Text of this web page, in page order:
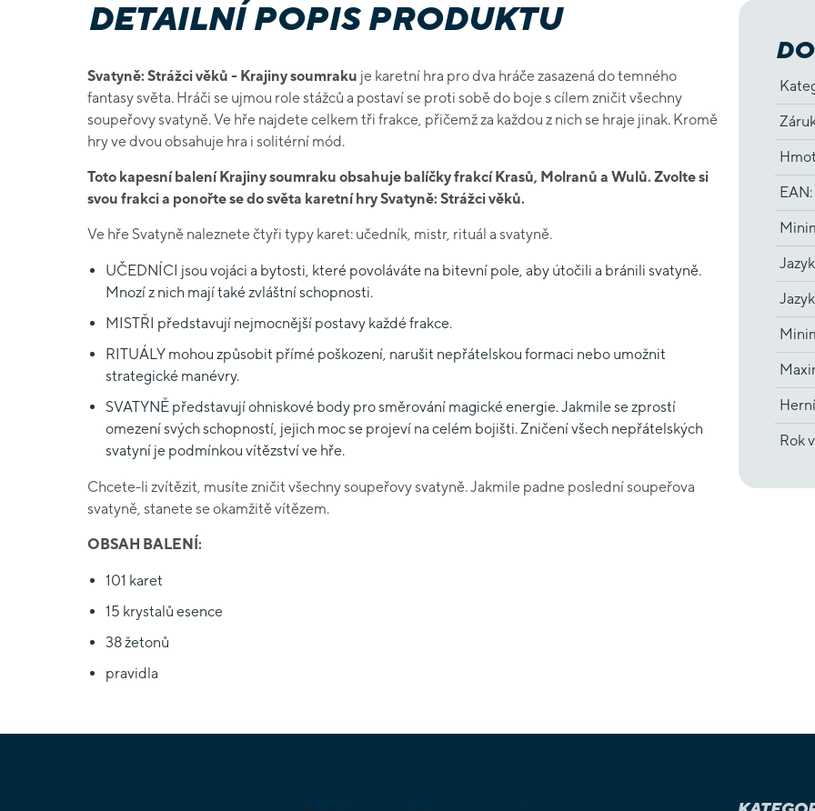
DETAILNÍ POPIS PRODUKTU
Svatyně: Strážci věků - Krajiny soumraku je karetní hra pro dva hráče zasazená do temného
fantasy světa. Hráči se ujmou role stážců a postaví se proti sobě do boje s cílem zničit všechny
soupeřovy svatyně. Ve hře najdete celkem tři frakce, přičemž za každou z nich se hraje jinak. Kromě
hry ve dvou obsahuje hra i solitérní mód.
Toto kapesní balení Krajiny soumraku obsahuje balíčky frakcí Krasů, Molranů a Wulů. Zvolte si
svou frakci a ponořte se do světa karetní hry Svatyně: Strážci věků.
Ve hře Svatyně naleznete čtyři typy karet: učedník, mistr, rituál a svatyně.
UČEDNÍCI jsou vojáci a bytosti, které povoláváte na bitevní pole, aby útočili a bránili svatyně.
Mnozí z nich mají také zvláštní schopnosti.
MISTŘI představují nejmocnější postavy každé frakce.
RITUÁLY mohou způsobit přímé poškození, narušit nepřátelskou formaci nebo umožnit
strategické manévry.
SVATYNĚ představují ohniskové body pro směrování magické energie. Jakmile se zprostí
omezení svých schopností, jejich moc se projeví na celém bojišti. Zničení všech nepřátelských
svatyní je podmínkou vítězství ve hře.
Chcete-li zvítězit, musíte zničit všechny soupeřovy svatyně. Jakmile padne poslední soupeřova
svatyně, stanete se okamžitě vítězem.
OBSAH BALENÍ:
101 karet
15 krystalů esence
38 žetonů
pravidla
EAN:
Rok